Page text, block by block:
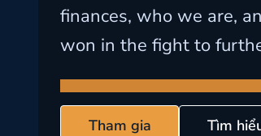
finances, who we are,
won in the fight to
Tham gia Tìm